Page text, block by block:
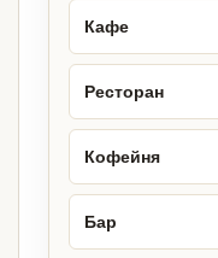
Кафе
Ресторан
Кофейня
Бар